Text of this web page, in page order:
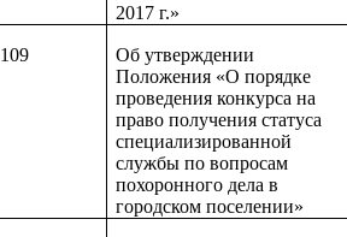
2017 г.»
109
Об утверждении
Положения «О порядке
проведения конкурса на
право получения статуса
специализированной
службы по вопросам
похоронного дела в
городском поселении»